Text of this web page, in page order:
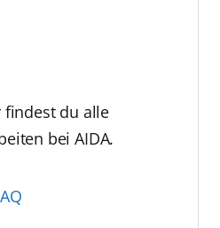
findest du alle
bei AIDA.